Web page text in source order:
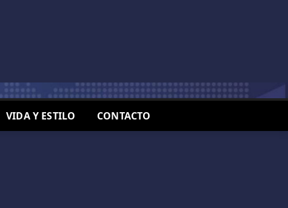
VIDA Y ESTILO
CONTACTO